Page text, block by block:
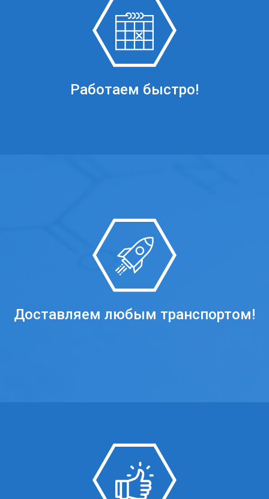
Работаем быстро!
Доставляем любым транспортом!